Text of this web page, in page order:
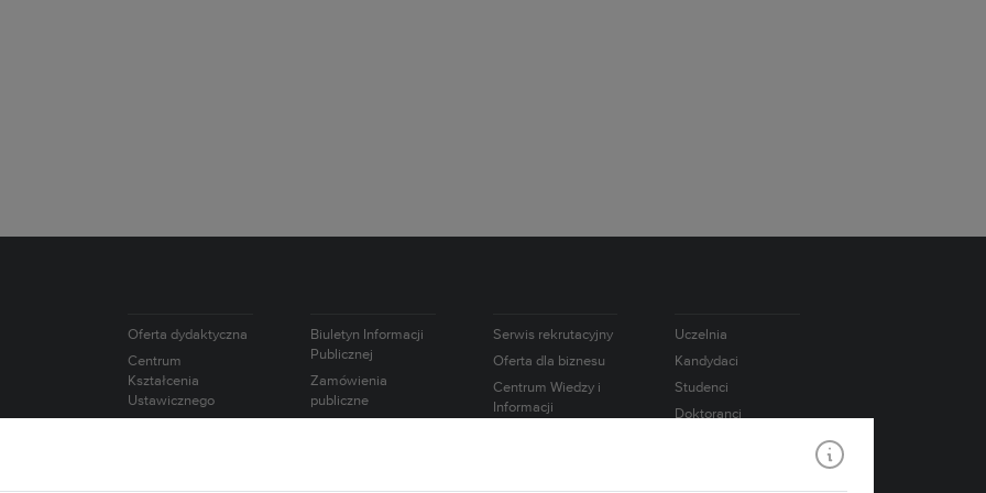
Oferta dydaktyczna
Centrum
Kształcenia
Ustawicznego
Biuletyn Informacji
Publicznej
Zamówienia
publiczne
Serwis rekrutacyjny
Oferta dla biznesu
Centrum Wiedzy i
Informacji
Uczelnia
Kandydaci
Studenci
Doktoranci